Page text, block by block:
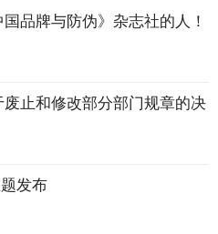
品牌与防伪》杂志社的人！
止和修改部分部门规章的决
发布